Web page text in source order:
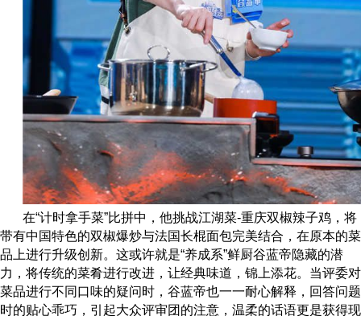
在“计时拿手菜”比拼中，他挑战江湖菜-重庆双椒辣子鸡，将
带有中国特色的双椒爆炒与法国长棍面包完美结合，在原本的菜
品上进行升级创新。这或许就是“养成系”鲜厨谷蓝帝隐藏的潜
力，将传统的菜肴进行改进，让经典味道，锦上添花。当评委对
菜品进行不同口味的疑问时，谷蓝帝也一一耐心解释，回答问题
时的贴心乖巧，引起大众评审团的注意，温柔的话语更是获得现